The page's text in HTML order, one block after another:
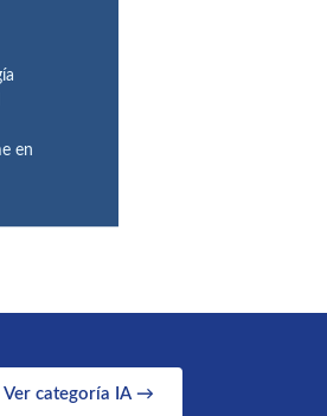
en
Ver categoría IA →